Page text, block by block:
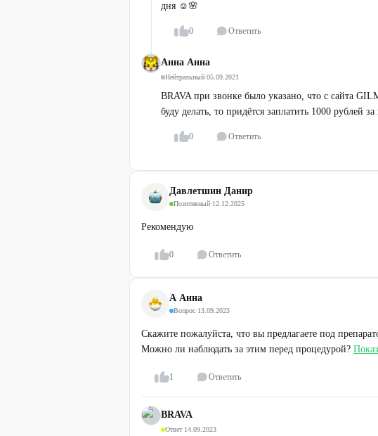
дня ☺️🌸
0 Ответить
Анна Анна
Нейтральный·05.09.2021
BRAVA при звонке было указано, что с сайта
буду делать, то придётся заплатить 1000 рублей
0 Ответить
Давлетшин Данир
Позитивный·12.12.2025
Рекомендую
0 Ответить
А Анна
Вопрос·13.09.2023
Скажите пожалуйста, что вы предлагаете под
Можно ли наблюдать за этим перед процедурой?
1 Ответить
BRAVA
Ответ·14.09.2023